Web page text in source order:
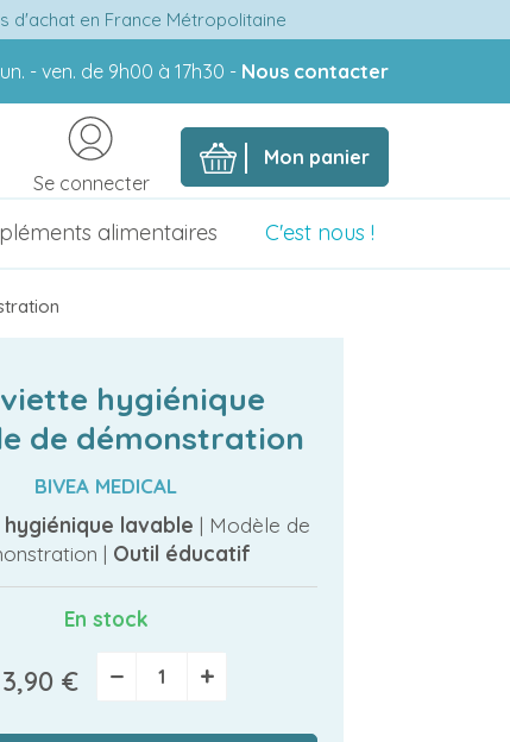
d'achat en France Métropolitaine
- ven. de 9h00 à 17h30 - Nous contacter
Mon panier
Se connecter
alimentaires C'est nous !
hygiénique
de démonstration
BIVEA MEDICAL
lavable | Modèle de
| Outil éducatif
En stock
3,90 € − +